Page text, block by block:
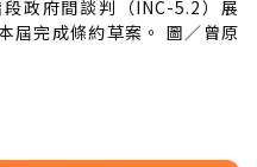
政府間談判（INC-5.2）展
屆完成條約草案。 圖／曾原